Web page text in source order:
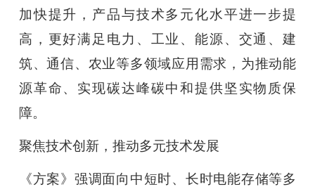
加快提升，产品与技术多元化水平进一步提
高，更好满足电力、工业、能源、交通、建
筑、通信、农业等多领域应用需求，为推动能
源革命、实现碳达峰碳中和提供坚实物质保
障。
聚焦技术创新，推动多元技术发展
《方案》强调面向中短时、长时电能存储等多